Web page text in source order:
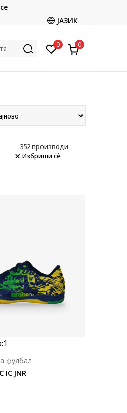
во продавницата
ЈАЗИК
0 0
352производи
Избриши сè
Uporedi
1
IC JNR
фудбал